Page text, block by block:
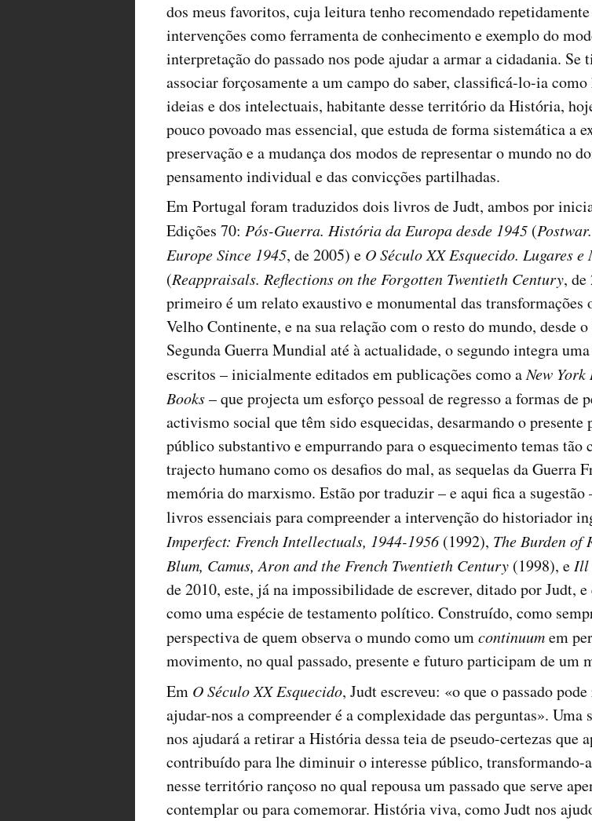
dos meus favoritos, cuja leitura tenho recomendado
intervenções como ferramenta de conhecimento e exemplo do
interpretação do passado nos pode ajudar a armar a cidadania. Se
associar forçosamente a um campo do saber, classificá-lo-ia
ideias e dos intelectuais, habitante desse território da História,
pouco povoado mas essencial, que estuda de forma sistemática a
preservação e a mudança dos modos de representar o mundo no
pensamento individual e das convicções partilhadas.
Em Portugal foram traduzidos dois livros de Judt, ambos por
Edições 70: Pós-Guerra. História da Europa desde 1945 (
Europe Since 1945, de 2005) e O Século XX Esquecido. Lugares e
(Reappraisals. Reflections on the Forgotten Twentieth Century, de
primeiro é um relato exaustivo e monumental das transformações
Velho Continente, e na sua relação com o resto do mundo, desde
Segunda Guerra Mundial até à actualidade, o segundo integra
escritos – inicialmente editados em publicações como aNew York
Books– que projecta um esforço pessoal de regresso a formas de
activismo social que têm sido esquecidas, desarmando o presente
público substantivo e empurrando para o esquecimento temas tão
trajecto humano como os desafios do mal, as sequelas da Guerra
memória do marxismo. Estão por traduzir – e aqui fica a sugestão
livros essenciais para compreender a intervenção do historiador
Imperfect: French Intellectuals, 1944-1956(1992), The Burden of
Blum, Camus, Aron and the French Twentieth Century (1998), e Ill
de 2010, este, já na impossibilidade de escrever, ditado por Judt,
como uma espécie de testamento político. Construído, como
perspectiva de quem observa o mundo como umcontinuumem
movimento, no qual passado, presente e futuro participam de um
Em O Século XX Esquecido, Judt escreveu: «o que o passado
ajudar-nos a compreender é a complexidade das perguntas». Uma
nos ajudará a retirar a História dessa teia de pseudo-certezas que
contribuído para lhe diminuir o interesse público, transformando-a
nesse território rançoso no qual repousa um passado que serve
contemplar ou para comemorar. História viva, como Judt nos